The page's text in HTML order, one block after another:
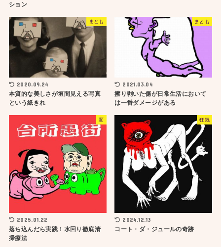
ション
まとも
2020.09.24
本質的な美しさが垣間見える写真
という紙きれ
まとも
2021.03.04
擦り剥いた傷が日常生活において
は一番ダメージがある
変
2025.01.22
落ち込んだら実践！水回り徹底清
掃療法
狂気
2024.12.13
コート・ダ・ジュールの奇跡